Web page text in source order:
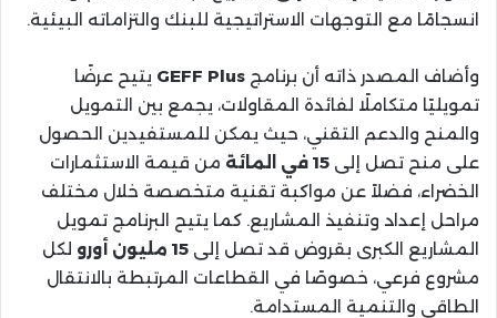
انسجامًا مع التوجهات الاستراتيجية للبنك والتزاماته البيئية.
وأضاف المصدر ذاته أن برنامج GEFF Plus يتيح عرضًا
تمويليًا متكاملًا لفائدة المقاولات، يجمع بين التمويل
والمنح والدعم التقني، حيث يمكن للمستفيدين الحصول
على منح تصل إلى 15 في المائة
من قيمة الاستثمارات
الخضراء، فضلاً عن مواكبة تقنية متخصصة خلال مختلف
مراحل إعداد وتنفيذ المشاريع. كما يتيح البرنامج تمويل
المشاريع الكبرى بقروض قد تصل إلى 15 مليون أورو
لكل
مشروع فرعي، خصوصًا في القطاعات المرتبطة بالانتقال
الطاقي والتنمية المستدامة.